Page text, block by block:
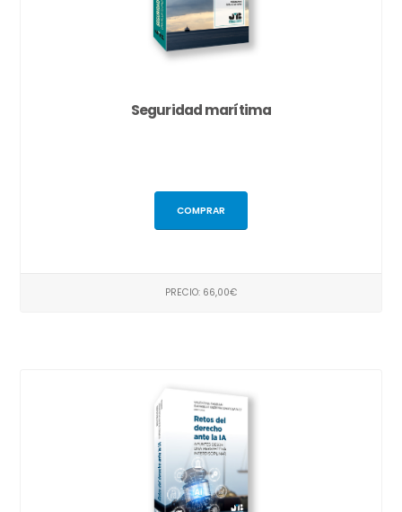
Seguridad marítima
COMPRAR
PRECIO: 66,00€